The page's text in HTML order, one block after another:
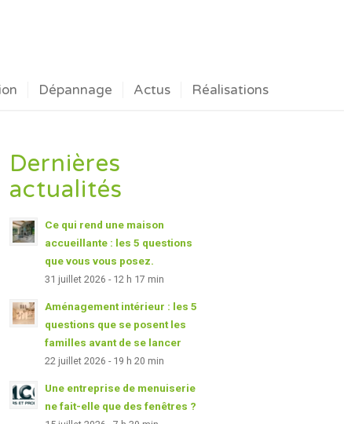
Dépannage Actus Réalisations
Dernières
actualités
Ce qui rend une maison
accueillante : les 5 questions
que vous vous posez.
31 juillet 2026 - 12 h 17 min
Aménagement intérieur : les 5
questions que se posent les
familles avant de se lancer
22 juillet 2026 - 19 h 20 min
Une entreprise de menuiserie
ne fait-elle que des fenêtres ?